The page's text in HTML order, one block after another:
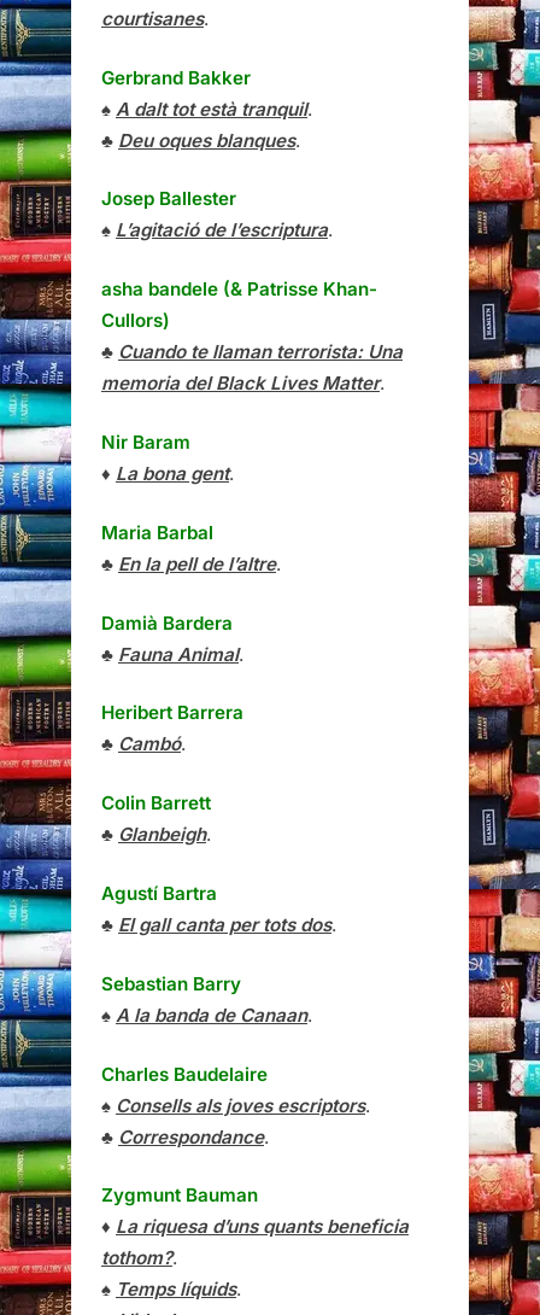
courtisanes.
Gerbrand Bakker
♠ A dalt tot està tranquil.
♣ Deu oques blanques.
Josep Ballester
♠ L’agitació de l’escriptura.
asha bandele (& Patrisse Khan-
Cullors)
♣ Cuando te llaman terrorista: Una
memoria del Black Lives Matter.
Nir Baram
♦ La bona gent.
Maria Barbal
♣ En la pell de l’altre.
Damià Bardera
♣ Fauna Animal.
Heribert Barrera
♣ Cambó.
Colin Barrett
♣ Glanbeigh.
Agustí Bartra
♣ El gall canta per tots dos.
Sebastian Barry
♠ A la banda de Canaan.
Charles Baudelaire
♠ Consells als joves escriptors.
♣ Correspondance.
Zygmunt Bauman
♦ La riquesa d’uns quants beneficia
tothom?.
♠ Temps líquids.